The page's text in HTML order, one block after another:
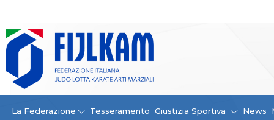
La Federazione Tesseramento Giustizia Sportiva News
La Federazione
La FIJLKAM
Organigramma
Storia
Campioni di tutti i tempi
News